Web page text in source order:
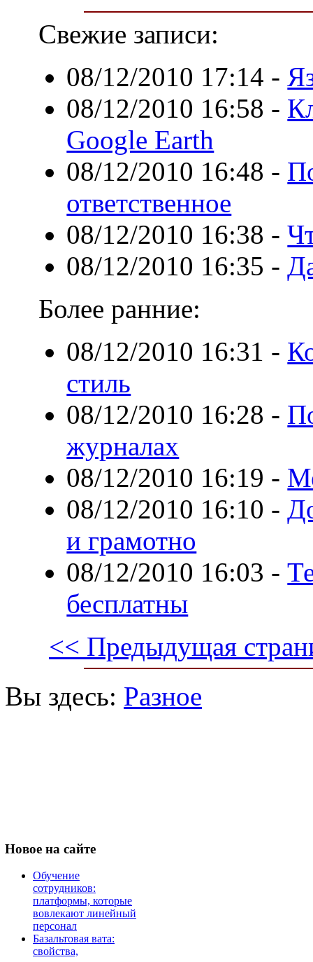
Свежие записи:
08/12/2010 17:14 -
08/12/2010 16:58 -
Google Earth
08/12/2010 16:48 -
ответственное
08/12/2010 16:38 -
08/12/2010 16:35 -
Более ранние:
08/12/2010 16:31 -
стиль
08/12/2010 16:28 -
журналах
08/12/2010 16:19 -
08/12/2010 16:10 -
и грамотно
08/12/2010 16:03 -
бесплатны
<< Предыдущая
Вы здесь: Разное
Новое на сайте
Обучение
сотрудников:
платформы, которые
вовлекают линейный
персонал
Базальтовая вата:
свойства,